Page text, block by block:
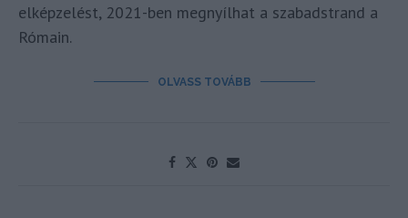
elképzelést, 2021-ben megnyílhat a szabadstrand a
Rómain.
OLVASS TOVÁBB